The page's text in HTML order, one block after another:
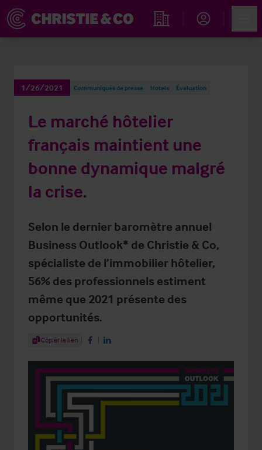
Rechercher un hôtel
1/26/2021 Communiqués de presse Hotels Évaluation
Le marché hôtelier
français maintient une
bonne dynamique malgré
la crise.
Selon le dernier baromètre annuel
Business Outlook* de Christie & Co,
spécialiste de l’immobilier hôtelier,
56% des professionnels estiment
même que 2021 présente des
opportunités.
Share Article
Copier le lien Share on Facebook
Share on LinkedIn